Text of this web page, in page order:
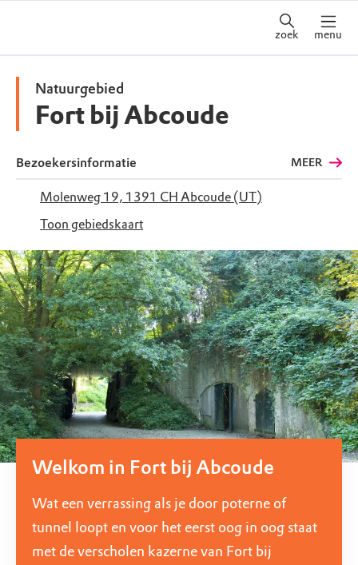
zoek menu
Natuurgebied
Fort bij Abcoude
Bezoekersinformatie MEER
Molenweg 19, 1391 CH Abcoude (UT)
Toon gebiedskaart
Welkom in Fort bij Abcoude
Wat een verrassing als je door poterne of
tunnel loopt en voor het eerst oog in oog staat
met de verscholen kazerne van Fort bij